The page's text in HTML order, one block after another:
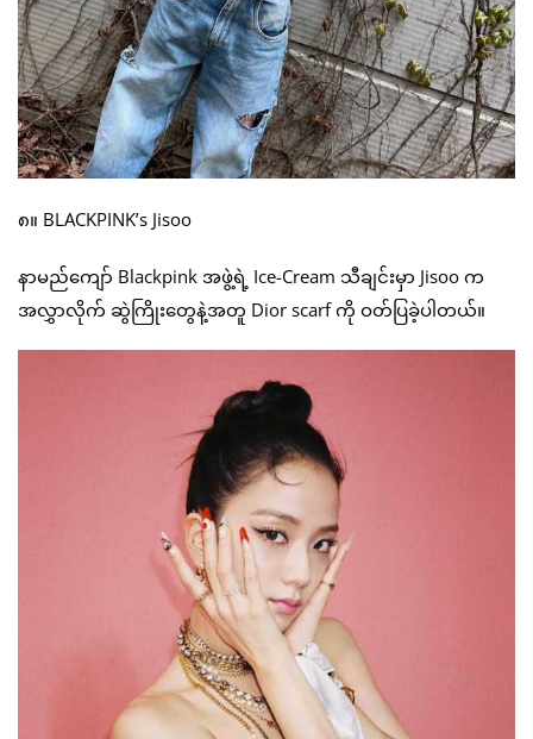
၈။ BLACKPINK’s Jisoo
နာမည်ကျော် Blackpink အဖွဲ့ရဲ့ Ice-Cream သီချင်းမှာ Jisoo က
အလွှာလိုက် ဆွဲကြိုးတွေနဲ့အတူ Dior scarf ကို ဝတ်ပြခဲ့ပါတယ်။